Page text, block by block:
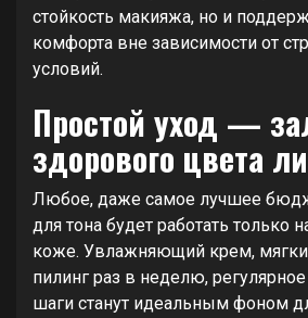
стойкость макияжа, но и
комфорта вне зависимости от
условий.
Простой уход —
здорового цвета
Любое, даже самое лучшее
для тона будет работать только
коже. Увлажняющий крем,
пилинг раз в неделю,
шаги станут идеальным фоном